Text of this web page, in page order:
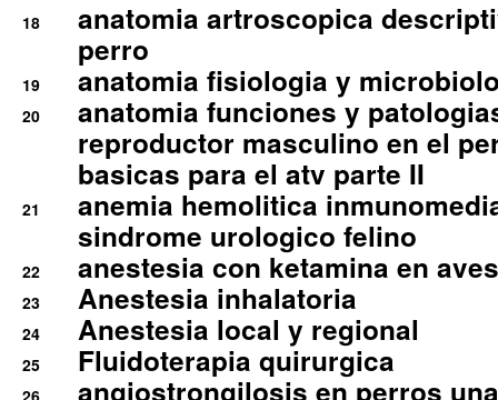
18
anatomia artroscopica
perro
19 anatomia fisiologia y
20
anatomia funciones y
reproductor masculino en el
basicas para el atv parte II
21
anemia hemolitica
sindrome urologico felino
22 anestesia con ketamina en
23 Anestesia inhalatoria
24 Anestesia local y regional
25 Fluidoterapia quirurgica
angiostrongilosis en perros